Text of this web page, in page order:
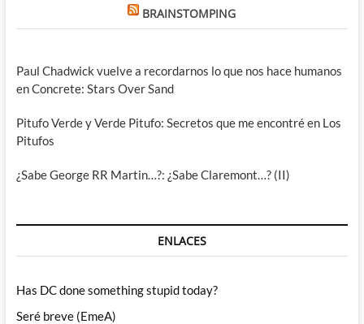
BRAINSTOMPING
Paul Chadwick vuelve a recordarnos lo que nos hace humanos
en Concrete: Stars Over Sand
Pitufo Verde y Verde Pitufo: Secretos que me encontré en Los
Pitufos
¿Sabe George RR Martin…?: ¿Sabe Claremont…? (II)
ENLACES
Has DC done something stupid today?
Seré breve (EmeA)